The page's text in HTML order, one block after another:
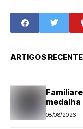
2027
ARTIGOS
medalha
08/08/2026